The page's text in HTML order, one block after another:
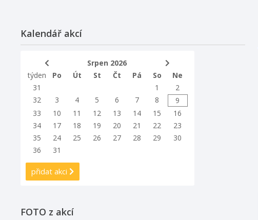
Kalendář akcí
Srpen 2026
týden
Po Út St Čt Pá So
Ne
31
1
2
32
3 4 5 6 7 8
9
33
10 11 12 13 14 15
16
34
17 18 19 20 21 22
23
35
24 25 26 27 28 29
30
36
31
přidat akci
FOTO z akcí